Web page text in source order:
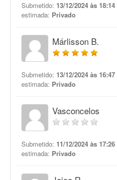
Submetido: 13/12/2024 às 18:14
estimada: Privado
Márlisson B.
Submetido: 13/12/2024 às 16:47
estimada: Privado
Vasconcelos
Submetido: 11/12/2024 às 17:26
estimada: Privado